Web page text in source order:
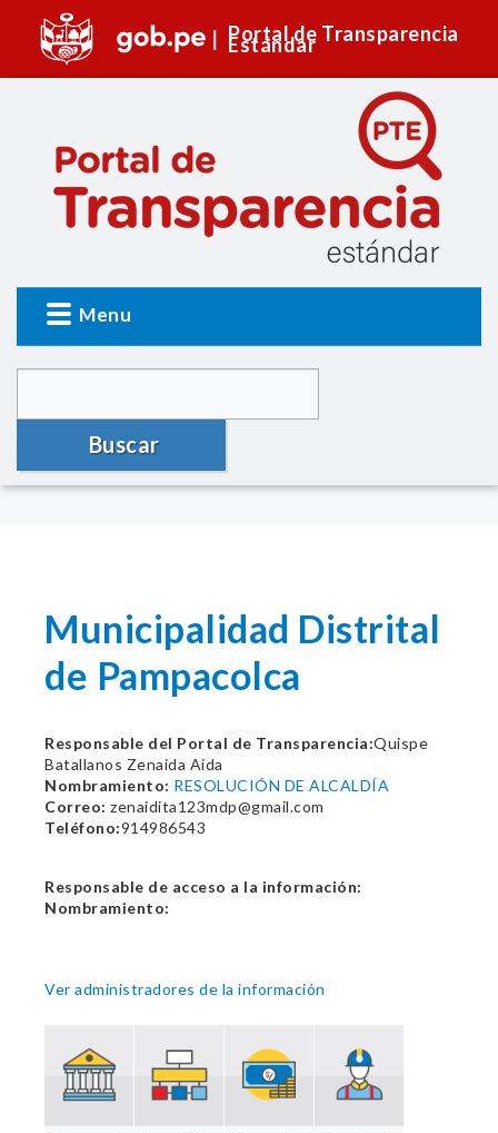
Portal de Transparencia
Estándar
Menu
Buscar
Municipalidad Distrital
de Pampacolca
Responsable del Portal de Transparencia:Quispe
Batallanos Zenaida Aida
Nombramiento: RESOLUCIÓN DE ALCALDÍA
Correo: zenaidita123mdp@gmail.com
Teléfono:914986543
Responsable de acceso a la información:
Nombramiento:
Ver administradores de la información